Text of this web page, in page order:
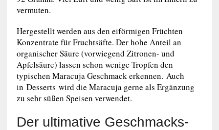
vermuten.
Hergestellt werden aus den eiförmigen Früchten
Konzentrate für Fruchtsäfte. Der hohe Anteil an
organischer Säure (vorwiegend Zitronen- und
Apfelsäure) lassen schon wenige Tropfen den
typischen Maracuja Geschmack erkennen. Auch
in Desserts wird die Maracuja gerne als Ergänzung
zu sehr süßen Speisen verwendet.
Der ultimative Geschmacks-